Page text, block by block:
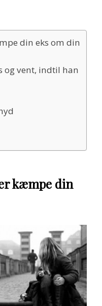
din eks om din
og vent, indtil han
kæmpe din